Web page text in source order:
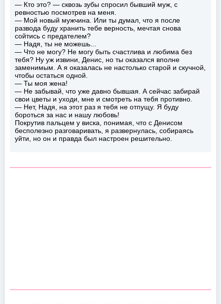
— Кто это? — сквозь зубы спросил бывший муж, с
ревностью посмотрев на меня.
— Мой новый мужчина. Или ты думал, что я после
развода буду хранить тебе верность, мечтая снова
сойтись с предателем?
— Надя, ты не можешь...
— Что не могу? Не могу быть счастлива и любима без
тебя? Ну уж извини, Денис, но ты оказался вполне
заменимым. А я оказалась не настолько старой и скучной,
чтобы остаться одной.
— Ты моя жена!
— Не забывай, что уже давно бывшая. А сейчас забирай
свои цветы и уходи, мне и смотреть на тебя противно.
— Нет, Надя, на этот раз я тебя не отпущу. Я буду
бороться за нас и нашу любовь!
Покрутив пальцем у виска, понимая, что с Денисом
бесполезно разговаривать, я развернулась, собираясь
уйти, но он и правда был настроен решительно.